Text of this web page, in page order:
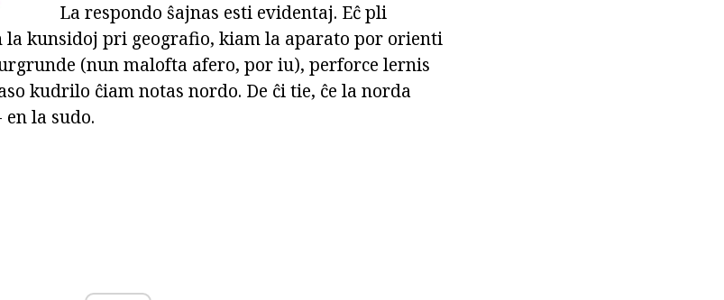
La respondo ŝajnas esti evidentaj. Eĉ pli
la kunsidoj pri geografio, kiam la aparato por orienti
(nun malofta afero, por iu), perforce lernis
kudrilo ĉiam notas nordo. De ĉi tie, ĉe la norda
la sudo.